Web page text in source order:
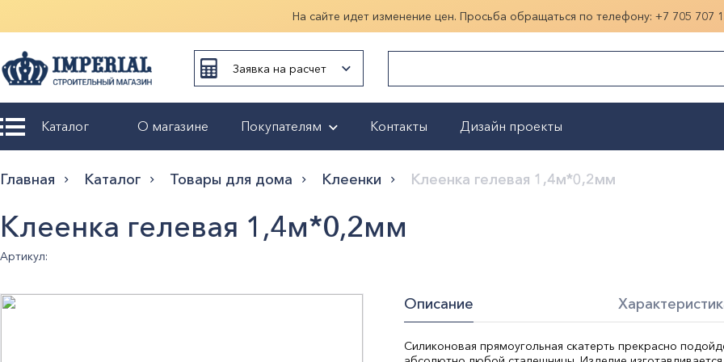
На сайте идет изменение цен. Просьба обращаться по телефону: +7 705 707
Заявка на расчет
Показать больше
Каталог О магазине Покупателям
обмен
Гарантия
Контакты Дизайн проекты
Главная Каталог Товары для дома Клеенки Клеенка гелевая 1,4м*0,2мм
Клеенка гелевая 1,4м*0,2мм
Артикул:
Описание
Силиконовая прямоугольная скатерть прекрасно